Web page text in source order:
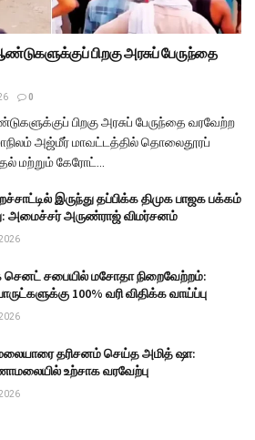
பிறகு அரசுப் பேருந்தை
0
பிறகு அரசுப் பேருந்தை வரவேற்ற
அஜ்மீர் மாவட்டத்தில் தொலைதூரப்
மற்றும் கேரோட்...
இருந்து தப்பிக்க திமுக பாஜக பக்கம்
அமைச்சர் அருண்ராஜ் விமர்சனம்
செனட் சபையில் மசோதா நிறைவேற்றம்:
100% வரி விதிக்க வாய்ப்பு
தரிசனம் செய்த அமித் ஷா:
உற்சாக வரவேற்பு